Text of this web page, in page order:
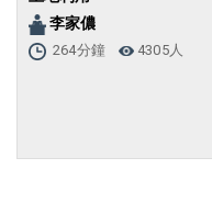
李家儂
264分鐘 4305人